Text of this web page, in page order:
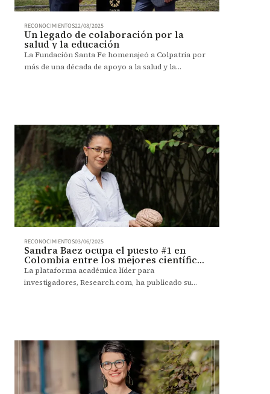
RECONOCIMIENTOS22/08/2025
Un legado de colaboración por la
salud y la educación
La Fundación Santa Fe homenajeó a Colpatria por
más de una década de apoyo a la salud y la
RECONOCIMIENTOS03/06/2025
Sandra Baez ocupa el puesto #1 en
Colombia entre los mejores científicos
del año 2025
La plataforma académica líder para
investigadores, Research.com, ha publicado su